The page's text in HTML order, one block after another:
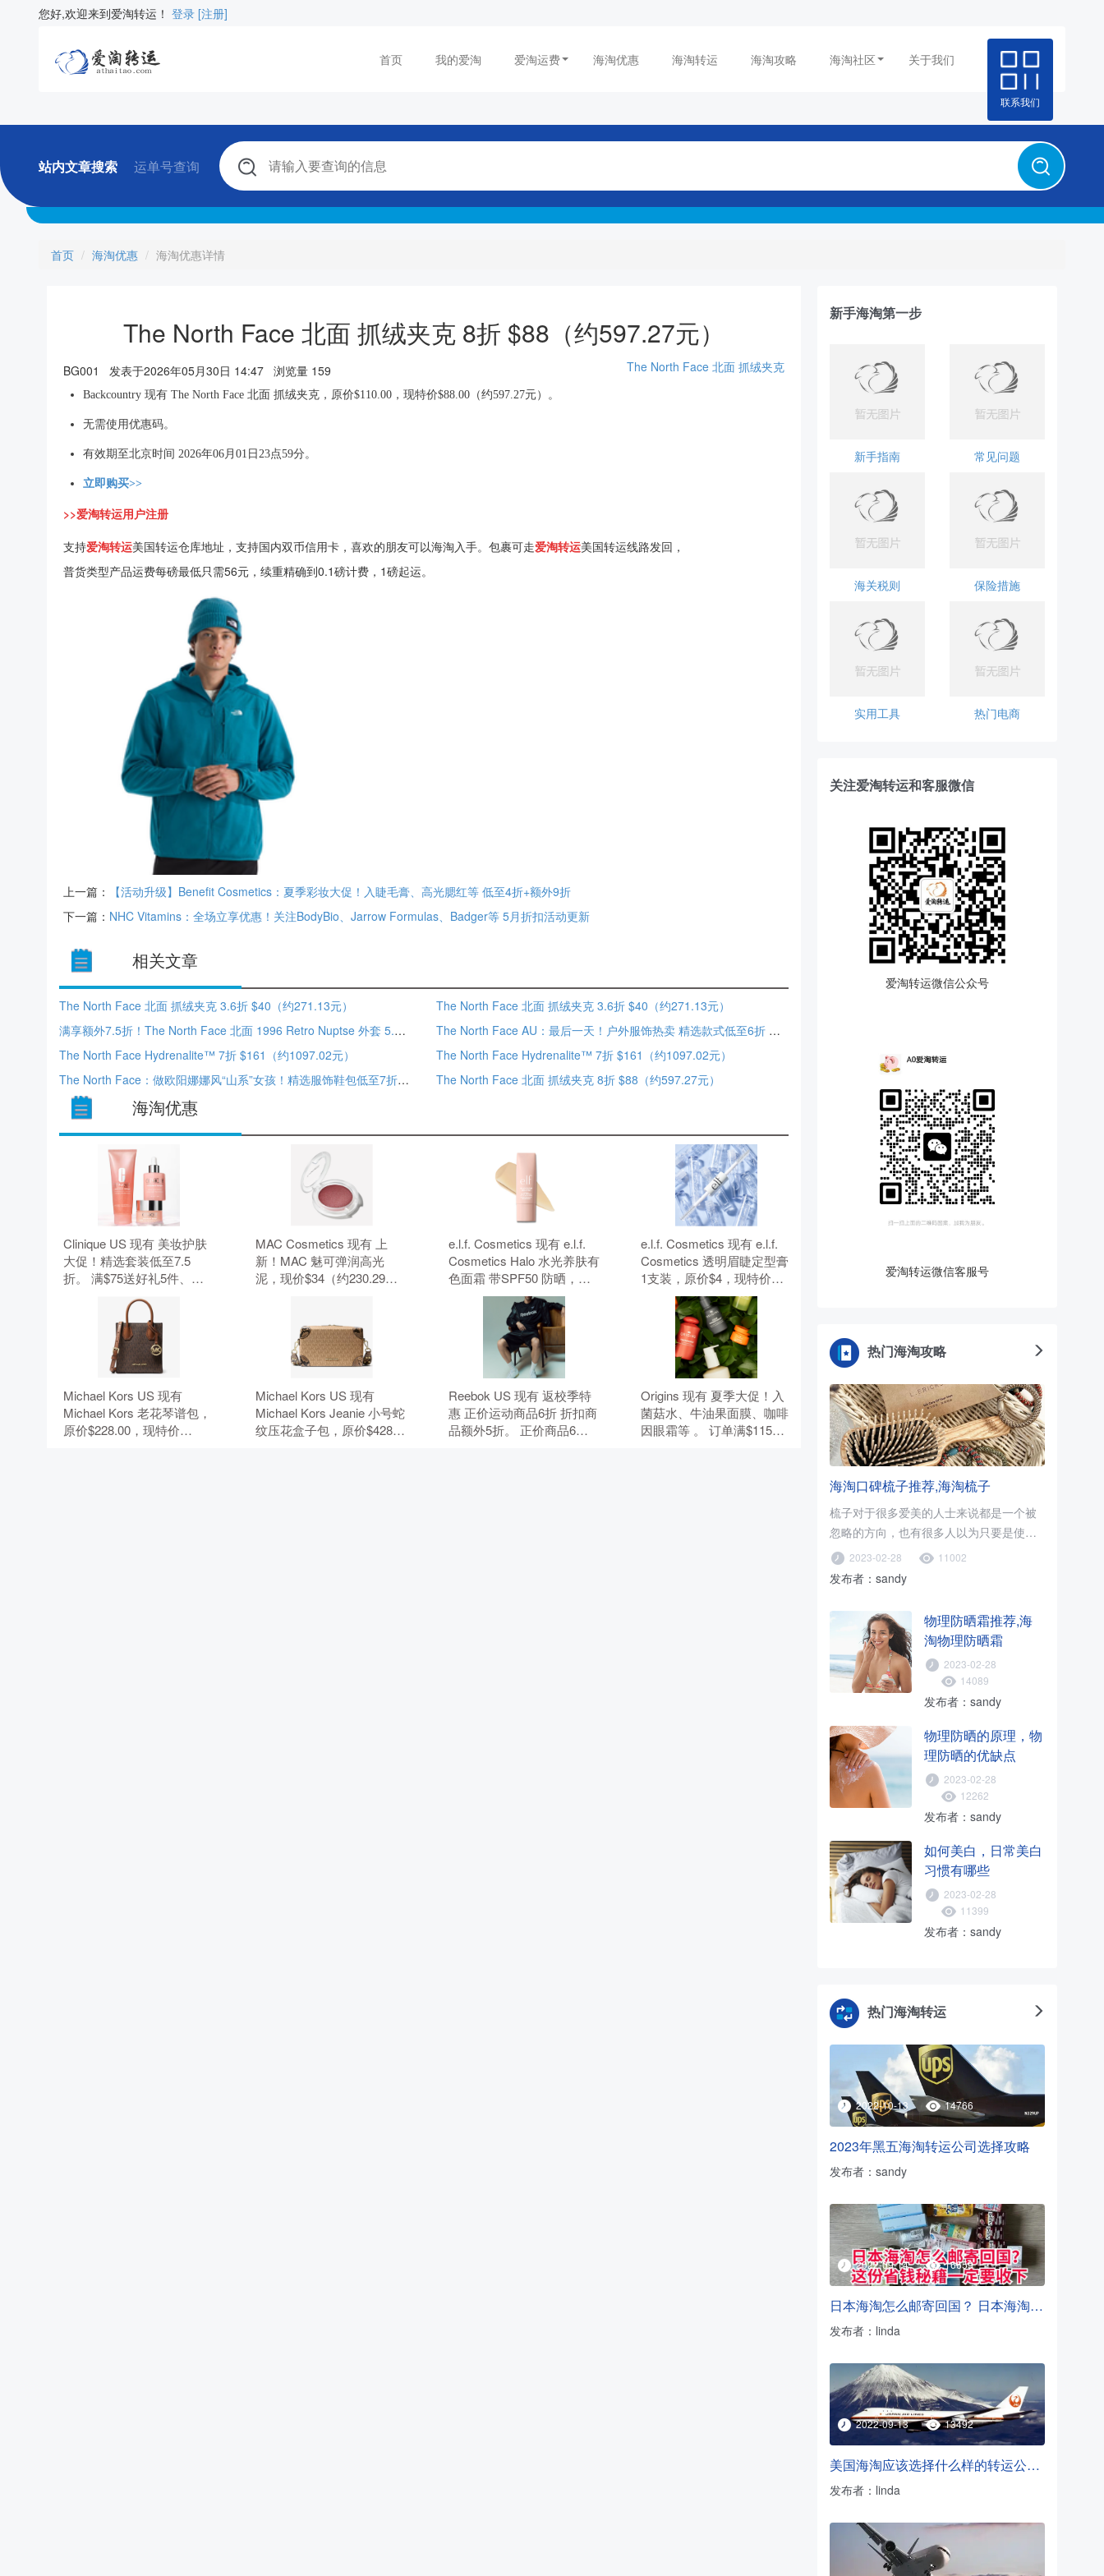
您好,欢迎来到爱淘转运！ 登录 [注册]
首页 我的爱淘 爱淘运费 海淘优惠 海淘转运 海淘攻略 海淘社区 关于我们
联系我们
站内文章搜索 运单号查询
首页 海淘优惠 海淘优惠详情
The North Face 北面 抓绒夹克 8折 $88（约597.27元）
BG001 发表于2026年05月30日 14:47 浏览量 159 The North Face 北面 抓绒夹克
Backcountry 现有 The North Face 北面 抓绒夹克，原价$110.00，现特价$88.00（约597.27元）。
无需使用优惠码。
有效期至北京时间 2026年06月01日23点59分。
立即购买>>
>>爱淘转运用户注册
支持爱淘转运美国转运仓库地址，支持国内双币信用卡，喜欢的朋友可以海淘入手。包裹可走爱淘转运美国转运线路发回，
普货类型产品运费每磅最低只需56元，续重精确到0.1磅计费，1磅起运。
上一篇：
【活动升级】Benefit Cosmetics：夏季彩妆大促！入睫毛膏、高光腮红等 低至4折+额外9折
下一篇： NHC Vitamins：全场立享优惠！关注BodyBio、Jarrow Formulas、Badger等 5月折扣活动更新
相关文章
The North Face 北面 抓绒夹克 3.6折 $40（约271.13元）
The North Face 北面 抓绒夹克 3.6折 $40（约271.13元）
满享额外7.5折！The North Face 北面 1996 Retro Nuptse 外套 5.7折 $187.5（约1274.68元）
The North Face AU：最后一天！户外服饰热卖 精选款式低至6折 年中大促升级
The North Face Hydrenalite™ 7折 $161（约1097.02元）
The North Face Hydrenalite™ 7折 $161（约1097.02元）
The North Face：做欧阳娜娜风“山系”女孩！精选服饰鞋包低至7折 夏季大促
The North Face 北面 抓绒夹克 8折 $88（约597.27元）
海淘优惠
Clinique US 现有 美妆护肤
大促！精选套装低至7.5
折。 满$75送好礼5件、满
$95加送正装1件。 无需使
MAC Cosmetics 现有 上
新！MAC 魅可弹润高光
泥，现价$34（约230.29
e.l.f. Cosmetics 现有 e.l.f.
Cosmetics Halo 水光养肤有
色面霜 带SPF50 防晒，原
价$18，现特价$14（约
94.83元）。 无需使用优惠
e.l.f. Cosmetics 现有 e.l.f.
Cosmetics 透明眉睫定型膏
1支装，原价$4，现特价
$3（约20.32元）。 无需使
用优惠码。
Michael Kors US 现有
Michael Kors 老花琴谱包，
原价$228.00，现特价
Michael Kors US 现有
Michael Kors Jeanie 小号蛇
纹压花盒子包，原价$428，
Reebok US 现有 返校季特
惠 正价运动商品6折 折扣商
品额外5折。 正价商品6
Origins 现有 夏季大促！入
菌菇水、牛油果面膜、咖啡
因眼霜等 。 订单满$115赠5
新手海淘第一步
新手指南 常见问题
海关税则 保险措施
实用工具 热门电商
关注爱淘转运和客服微信
爱淘转运微信公众号
爱淘转运微信客服号
热门海淘攻略
海淘口碑梳子推荐,海淘梳子
梳子对于很多爱美的人士来说都是一个被
忽略的方向，也有很多人以为只要是使用
木梳就可以了，只要促进血液循环..
2023-02-28 11002
发布者：sandy
物理防晒霜推荐,海
淘物理防晒霜
2023-02-28
14089
发布者：sandy
物理防晒的原理，物
理防晒的优缺点
2023-02-28
12262
发布者：sandy
如何美白，日常美白
习惯有哪些
2023-02-28
11399
发布者：sandy
热门海淘转运
2022-10-13 14766
2023年黑五海淘转运公司选择攻略
发布者：sandy
2022-09-14 16659
日本海淘怎么邮寄回国？ 日本海淘转运方法
发布者：linda
2022-09-13 13492
美国海淘应该选择什么样的转运公司？
发布者：linda